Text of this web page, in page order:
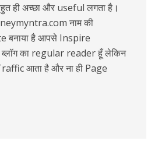
ही अच्छा और useful लगता है।
नाम की
बनाया है आपसे Inspire
का regular reader हूँ लेकिन
आता है और ना ही Page